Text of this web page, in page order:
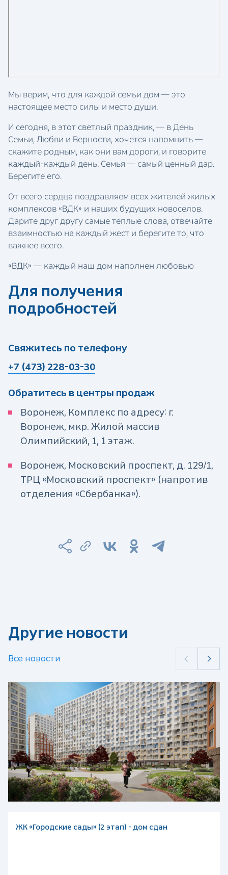
Мы верим, что для каждой семьи дом — это
настоящее место силы и место души.
И сегодня, в этот светлый праздник, — в День
Семьи, Любви и Верности, хочется напомнить —
скажите родным, как они вам дороги, и говорите
каждый-каждый день. Семья — самый ценный дар.
Берегите его.
От всего сердца поздравляем всех жителей жилых
комплексов «ВДК» и наших будущих новоселов.
Дарите друг другу самые теплые слова, отвечайте
взаимностью на каждый жест и берегите то, что
важнее всего.
«ВДК» — каждый наш дом наполнен любовью
Для получения
подробностей
Свяжитесь по телефону
+7 (473) 228-03-30
Обратитесь в центры продаж
Воронеж, Комплекс по адресу: г.
Воронеж, мкр. Жилой массив
Олимпийский, 1, 1 этаж.
Воронеж, Московский проспект, д. 129/1,
ТРЦ «Московский проспект» (напротив
отделения «Сбербанка»).
Другие новости
Все новости
ЖК «Городские сады» (2 этап) - дом сдан